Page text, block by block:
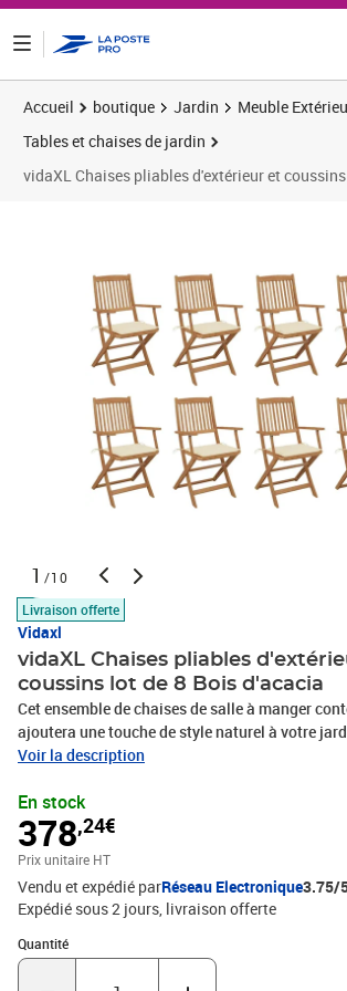
Accueil boutique Jardin
Meuble
Tables et chaises de jardin
vidaXL Chaises pliables d'extérieur et
1 /10
Livraison offerte
Vidaxl
vidaXL Chaises pliables
coussins lot de 8 Bois d'acacia
Cet ensemble de chaises de salle à manger
ajoutera une touche de style naturel à votre
patio. Cet ensemble de chaises pliables sera un
bois d'acacia de qualité supérieure, un bois
résistant aux intempéries et durable pour des
La surface à finition à l'huile est également
un chiffon humide. Les chaises peuvent être
économiser de l'espace lorsqu'elles ne sont pas
les coussins fournis offrent un confort
coussin dispose de 2 ensembles de cordes pour
sur la chaise. Remarque : afin de prolonger la
Voir la description
En stock
378,24€
Prix unitaire HT
Vendu et expédié parRéseau Electronique3.75/
Expédié sous 2 jours livraison offerte
Quantité
Quantité : 1